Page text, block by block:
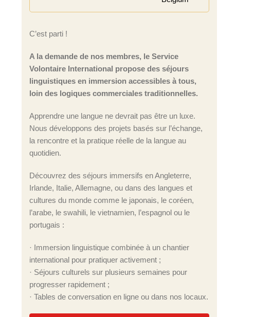
C’est parti !
A la demande de nos membres, le Service
Volontaire International propose des séjours
linguistiques en immersion accessibles à tous,
loin des logiques commerciales traditionnelles.
Apprendre une langue ne devrait pas être un luxe.
Nous développons des projets basés sur l’échange,
la rencontre et la pratique réelle de la langue au
quotidien.
Découvrez des séjours immersifs en Angleterre,
Irlande, Italie, Allemagne, ou dans des langues et
cultures du monde comme le japonais, le coréen,
l’arabe, le swahili, le vietnamien, l’espagnol ou le
portugais :
· Immersion linguistique combinée à un chantier
international pour pratiquer activement ;
· Séjours culturels sur plusieurs semaines pour
progresser rapidement ;
· Tables de conversation en ligne ou dans nos locaux.